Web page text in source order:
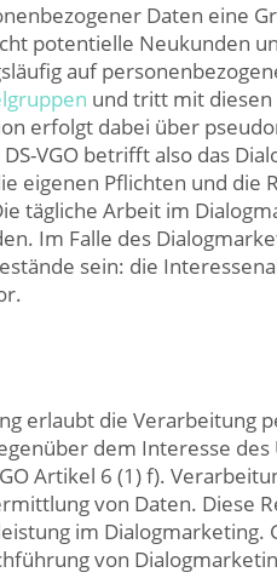
Daten eine
potentielle Neukunden
auf
und tritt mit diesen
erfolgt dabei über
VGO betrifft also das
eigenen Pflichten und die
tägliche Arbeit im
Im Falle des
sein: die
erlaubt die Verarbeitung
dem Interesse
Artikel 6 (1) f).
von Daten. Diese
im Dialogmarketing.
von